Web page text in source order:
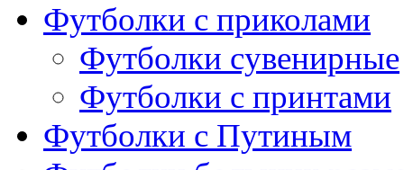
Футболки с приколами
Футболки сувенирные
Футболки с принтами
Футболки с Путиным